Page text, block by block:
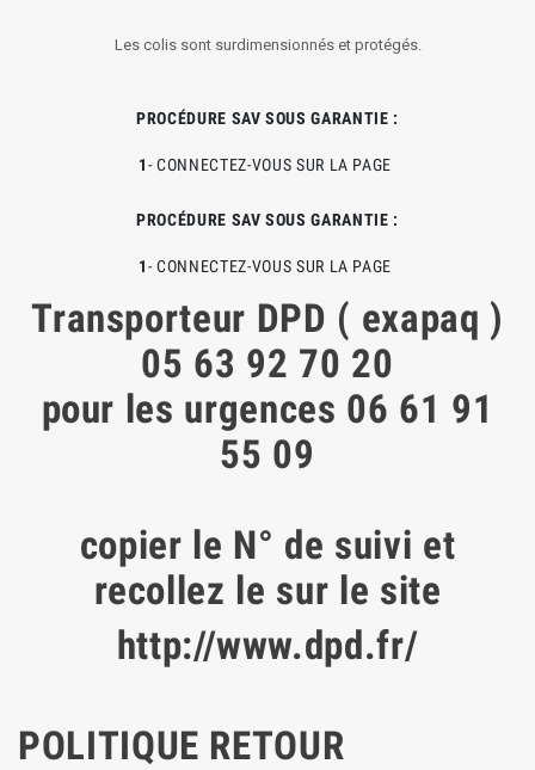
Les colis sont surdimensionnés et protégés.
PROCÉDURE SAV SOUS GARANTIE :
1- CONNECTEZ-VOUS SUR LA PAGE
PROCÉDURE SAV SOUS GARANTIE :
1- CONNECTEZ-VOUS SUR LA PAGE
Transporteur DPD ( exapaq )
05 63 92 70 20
pour les urgences 06 61 91
55 09
copier le N° de suivi et
recollez le sur le site
http://www.dpd.fr/
POLITIQUE RETOUR